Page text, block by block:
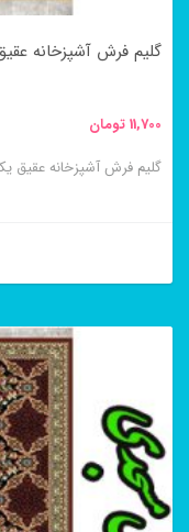
گلیم فرش آشپزخانه
11,700تومان
گلیم فرش آشپزخانه عقیق
محصول
مختلفی
باشد.